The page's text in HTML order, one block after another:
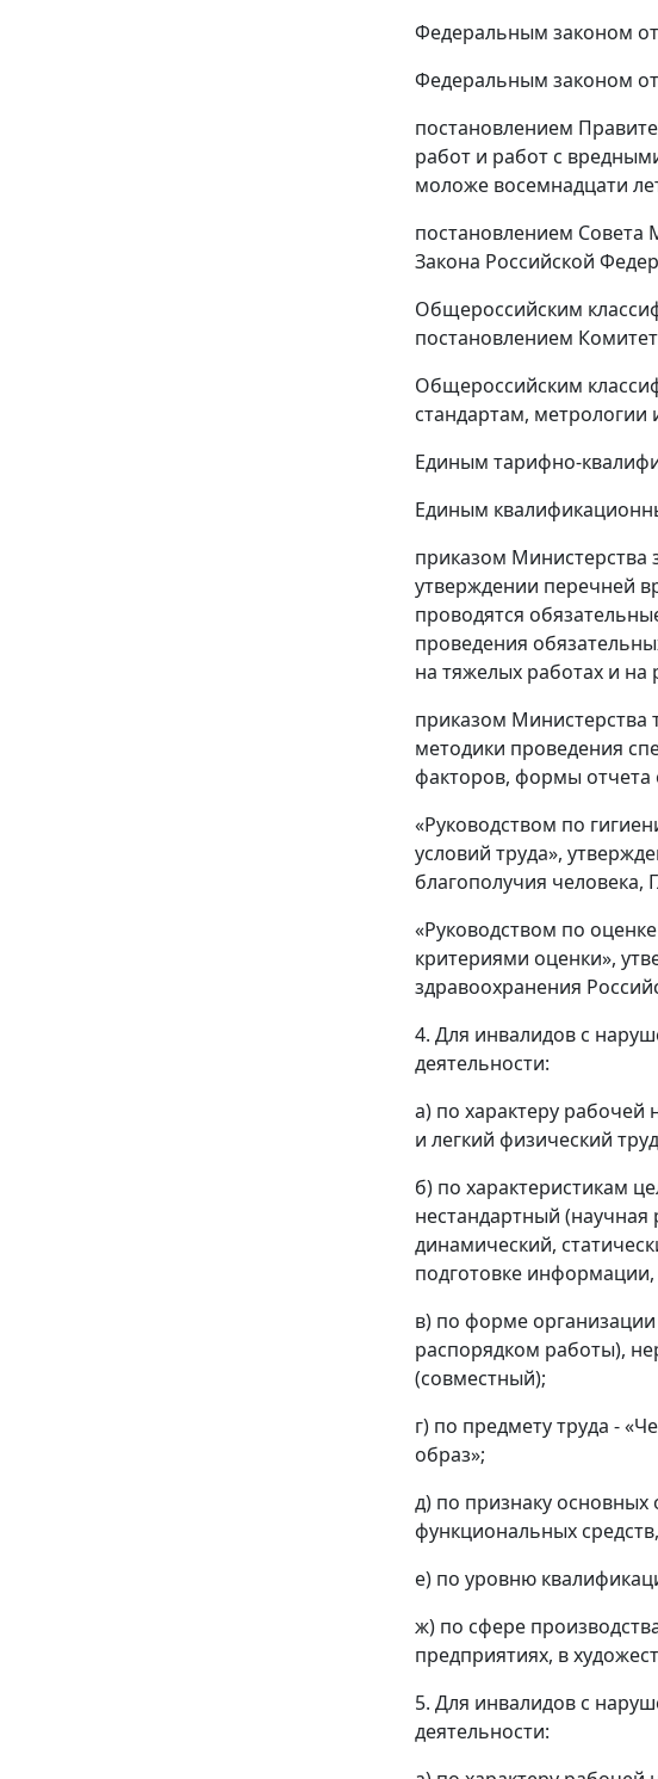
Федеральным законом
Федеральным законом
постановлением
работ и работ с
моложе восемнадцати
постановлением Совета
Закона Российской
Общероссийским
постановлением
Общероссийским
стандартам, метрологии
Единым тарифно-
Единым
приказом Министерства
утверждении перечней
проводятся
проведения
на тяжелых работах и
приказом Министерства
методики проведения
факторов, формы отчета
«Руководством по
условий труда»,
благополучия
«Руководством по
критериями оценки»,
здравоохранения
4. Для инвалидов с
деятельности:
а) по характеру рабочей
и легкий физический
б) по характеристикам
нестандартный (научная
динамический,
подготовке
в) по форме
распорядком работы),
(совместный);
г) по предмету труда -
образ»;
д) по признаку основных
функциональных
е) по уровню
ж) по сфере
предприятиях, в
5. Для инвалидов с
деятельности: